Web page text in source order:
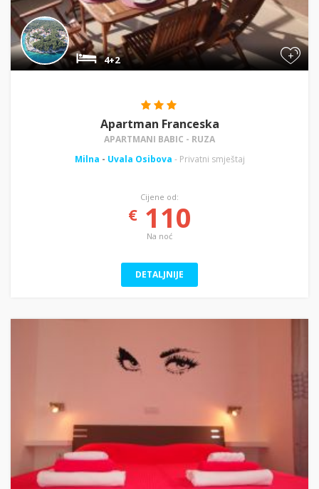
+
4+2
Apartman Franceska
APARTMANI BABIC - RUZA
Milna - Uvala Osibova - Privatni smještaj
Cijene od:
€110
Na noć
DETALJNIJE